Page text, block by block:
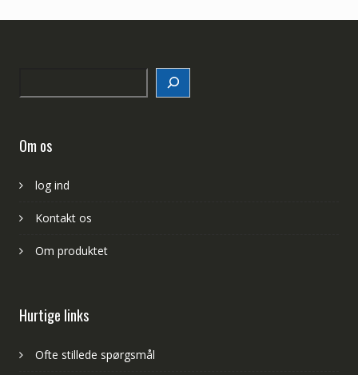
Om os
log ind
Kontakt os
Om produktet
Hurtige links
Ofte stillede spørgsmål